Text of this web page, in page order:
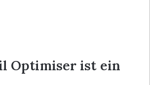
Optimiser ist ein